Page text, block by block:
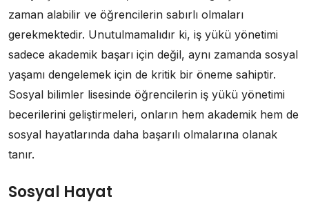
zaman alabilir ve öğrencilerin sabırlı olmaları
gerekmektedir. Unutulmamalıdır ki, iş yükü yönetimi
sadece akademik başarı için değil, aynı zamanda sosyal
yaşamı dengelemek için de kritik bir öneme sahiptir.
Sosyal bilimler lisesinde öğrencilerin iş yükü yönetimi
becerilerini geliştirmeleri, onların hem akademik hem de
sosyal hayatlarında daha başarılı olmalarına olanak
tanır.
Sosyal Hayat